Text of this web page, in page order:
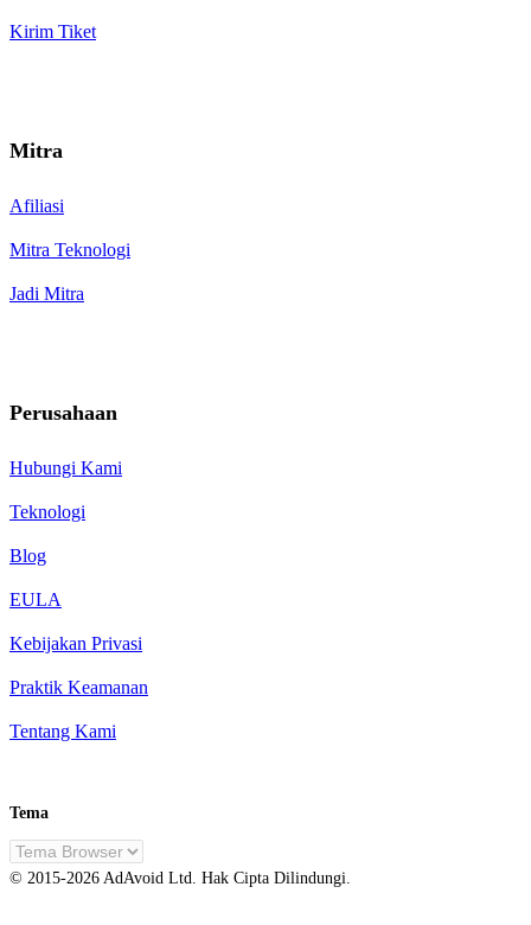
Kirim Tiket
Mitra
Afiliasi
Mitra Teknologi
Jadi Mitra
Perusahaan
Hubungi Kami
Teknologi
Blog
EULA
Kebijakan Privasi
Praktik Keamanan
Tentang Kami
Tema
© 2015-2026 AdAvoid Ltd. Hak Cipta Dilindungi.